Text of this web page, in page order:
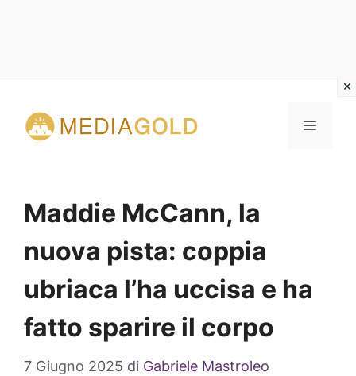
contenuto
MENU
Maddie McCann, la
nuova pista: coppia
ubriaca l’ha uccisa e ha
fatto sparire il corpo
7 Giugno 2025 di Gabriele Mastroleo